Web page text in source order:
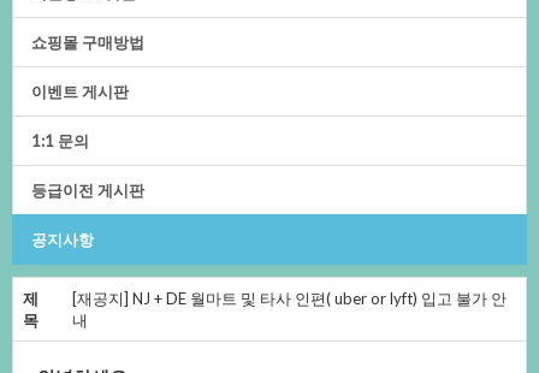
쇼핑몰구매방법
이벤트게시판
1:1문의
등급이전게시판
공지사항
제
목
[재공지]NJ+DE월마트및타사인편(uberorlyft)입고불가안
내